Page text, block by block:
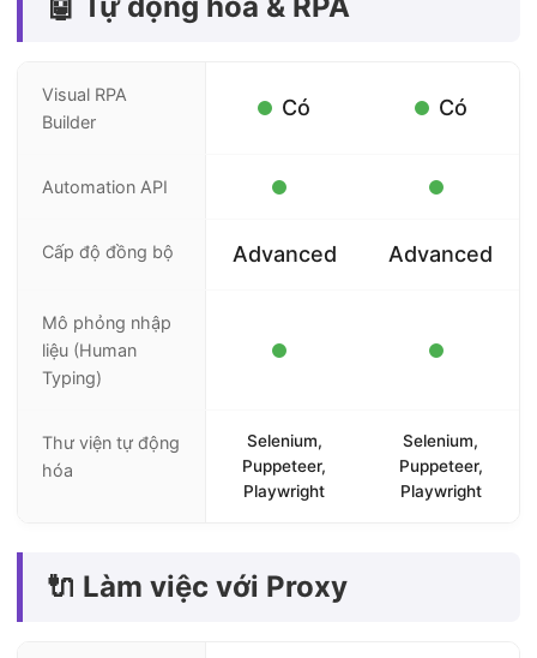
Visual RPA
Builder
Có Có
Automation API
Cấp độ đồng bộ Advanced Advanced
Mô phỏng nhập
liệu (Human
Typing)
Thư viện tự động
hóa
Selenium,
Puppeteer,
Playwright
Selenium,
Puppeteer,
Playwright
🔌 Làm việc với Proxy